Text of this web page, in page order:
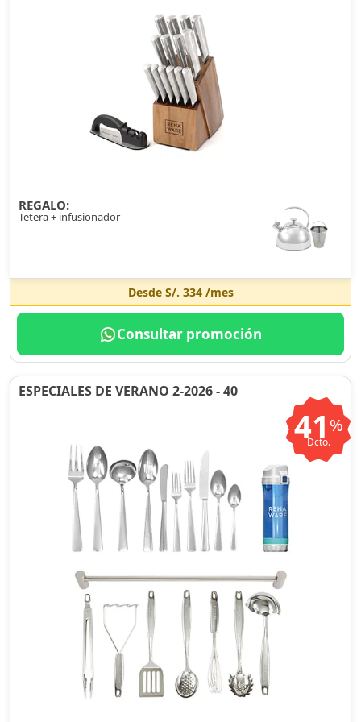
REGALO:
Tetera + infusionador
Desde S/. 334/mes
Consultar promoción
ESPECIALES DE VERANO 2-2026 - 40
41 %
Dcto.